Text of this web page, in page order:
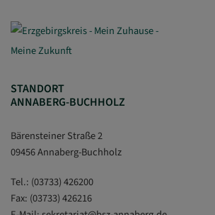
STANDORT
ANNABERG-BUCHHOLZ
Bärensteiner Straße 2
09456 Annaberg-Buchholz
Tel.: (03733) 426200
Fax: (03733) 426216